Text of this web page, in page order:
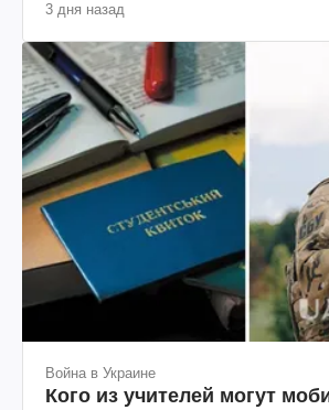
3 дня назад
Война в Украине
Кого из учителей могут